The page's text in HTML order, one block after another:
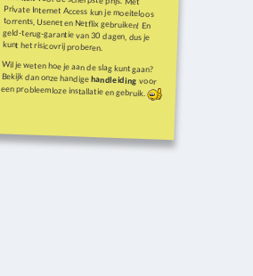
kunt het risicovrij proberen.
Wil je weten hoe je aan de slag kunt gaan?
Bekijk dan onze handigehandleiding voor
een probleemloze installatie en gebruik.